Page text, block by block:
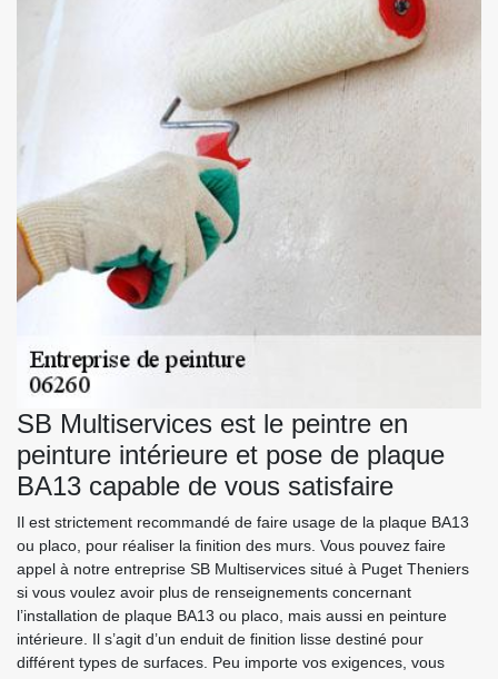
SB Multiservices est le peintre en
peinture intérieure et pose de plaque
BA13 capable de vous satisfaire
Il est strictement recommandé de faire usage de la plaque BA13
ou placo, pour réaliser la finition des murs. Vous pouvez faire
appel à notre entreprise SB Multiservices situé à Puget Theniers
si vous voulez avoir plus de renseignements concernant
l’installation de plaque BA13 ou placo, mais aussi en peinture
intérieure. Il s’agit d’un enduit de finition lisse destiné pour
différent types de surfaces. Peu importe vos exigences, vous